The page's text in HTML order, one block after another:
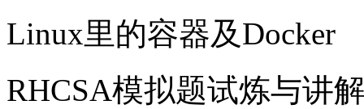
Linux里的容器及Docker
RHCSA模拟题试炼与讲